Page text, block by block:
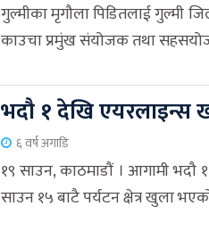
गुल्मीका मृगौला पिडितलाई गुल्मी
काउचा प्रमुंख संयोजक तथा
भदौ १ देखि एयरलाइन्स
६ वर्ष अगाडि
१९ साउन, काठमाडौं । आगामी भदौ
साउन १५ बाटै पर्यटन क्षेत्र खुला